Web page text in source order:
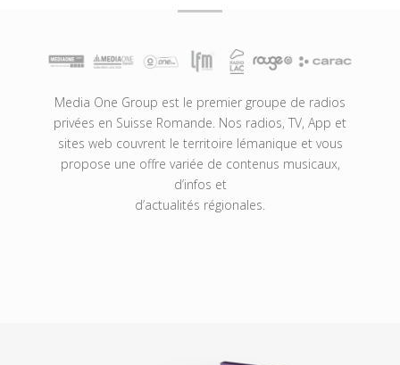
Media One Group est le premier groupe de radios
privées en Suisse Romande. Nos radios, TV, App et
sites web couvrent le territoire lémanique et vous
propose une offre variée de contenus musicaux,
d’infos et
d’actualités régionales.